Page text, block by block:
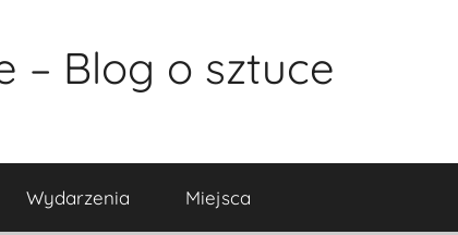
– Blog o sztuce
Wydarzenia Miejsca